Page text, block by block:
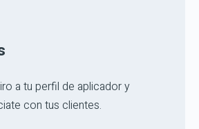
a tu perfil de aplicador y
con tus clientes.